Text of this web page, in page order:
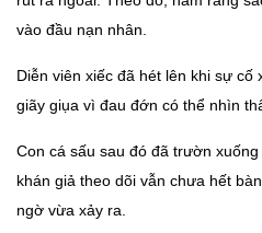
vào đầu nạn nhân.
Diễn viên xiếc đã hét lên khi sự
giãy giụa vì đau đớn có thể nhìn
Con cá sấu sau đó đã trườn
khán giả theo dõi vẫn chưa hết
ngờ vừa xảy ra.